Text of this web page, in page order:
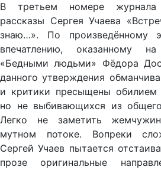
В третьем номере журнала
рассказы Сергея Учаева
знаю…». По произведённому
впечатлению, оказанному
«Бедными людьми» Фёдора
данного утверждения
и критики пресыщены обилием
но не выбивающихся из
Легко не заметить
мутном потоке. Вопреки
Сергей Учаев пытается
прозе оригинальные